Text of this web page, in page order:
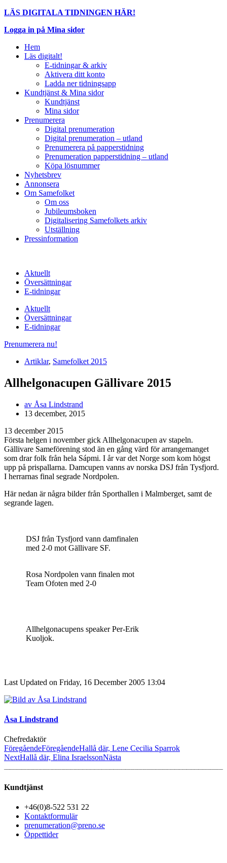
LÄS DIGITALA TIDNINGEN HÄR!
Logga in på Mina sidor
Hem
Läs digitalt!
E-tidningar & arkiv
Aktivera ditt konto
Ladda ner tidningsapp
Kundtjänst & Mina sidor
Kundtjänst
Mina sidor
Prenumerera
Digital prenumeration
Digital prenumeration – utland
Prenumerera på papperstidning
Prenumeration papperstidning – utland
Köpa lösnummer
Nyhetsbrev
Annonsera
Om Samefolket
Om oss
Jubileumsboken
Digitalisering Samefolkets arkiv
Utställning
Pressinformation
Aktuellt
Översättningar
E-tidningar
Aktuellt
Översättningar
E-tidningar
Prenumerera nu!
Artiklar, Samefolket 2015
Allhelgonacupen Gällivare 2015
av Åsa Lindstrand
13 december, 2015
13 december 2015
Första helgen i november gick Allhelgonacupen av stapeln.
Gällivare Sameförening stod än en gång värd för arrangemanget
som drar folk från hela Sápmi. I år var det Norge som kom högst
upp på prispallarna. Damcupen vanns av norska DSJ från Tysfjord.
I herrarnas final segrade Nordpolen.
Här nedan är några bilder från Sporthallen i Malmberget, samt de
segrande lagen.
DSJ från Tysfjord vann damfinalen
med 2-0 mot Gällivare SF.
Rosa Nordpolen vann finalen mot
Team Ofoten med 2-0
Allhelgonacupens speaker Per-Erik
Kuoljok.
Last Updated on Friday, 16 December 2005 13:04
Åsa Lindstrand
Chefredaktör
FöregåendeFöregåendeHallå där, Lene Cecilia Sparrok
NextHallå där, Elina IsraelssonNästa
Kundtjänst
+46(0)8-522 531 22
Kontaktformulär
prenumeration@preno.se
Öppettider